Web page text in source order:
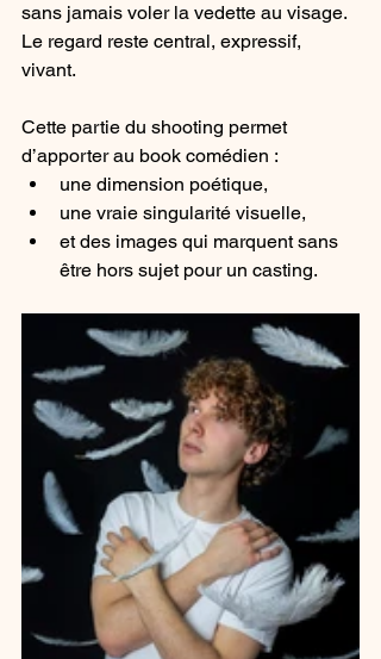
sans jamais voler la vedette au visage.
Le regard reste central, expressif,
vivant.
Cette partie du shooting permet
d’apporter au book comédien :
une dimension poétique,
une vraie singularité visuelle,
et des images qui marquent sans
être hors sujet pour un casting.